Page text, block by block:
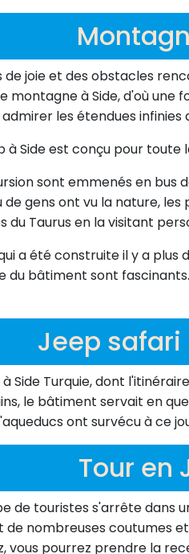
joie et des obstacles
à Side, d'où
les étendues infinies
Side est conçu pour toute
sont emmenés en
gens ont vu la nature,
Taurus en la visitant
a été construite il y a
bâtiment sont
Jeep safari
Side Turquie, dont
le bâtiment servait en
ont survécu à ce
Tour en
de touristes s'arrête dans
nombreuses coutumes
vous pourrez prendre la